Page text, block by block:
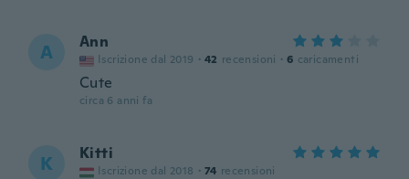
A Ann
Iscrizione dal 2019 · 42 recensioni · 6 caricamenti
Cute
circa 6 anni fa
K Kitti
Iscrizione dal 2018 · 74 recensioni